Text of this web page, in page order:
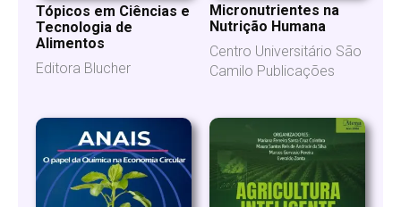
Tópicos em Ciências e
Tecnologia de
Alimentos
Editora Blucher
Micronutrientes na
Nutrição Humana
Centro Universitário São
Camilo Publicações